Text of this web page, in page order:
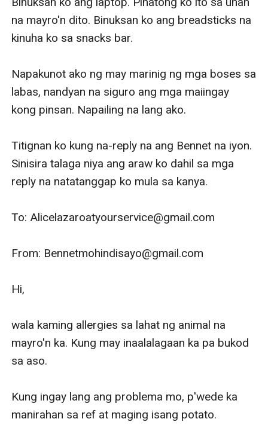
na mayro'n dito. Binuksan ko ang breadsticks na
kinuha ko sa snacks bar.
Napakunot ako ng may marinig ng mga boses sa
labas, nandyan na siguro ang mga maiingay
kong pinsan. Napailing na lang ako.
Titignan ko kung na-reply na ang Bennet na iyon.
Sinisira talaga niya ang araw ko dahil sa mga
reply na natatanggap ko mula sa kanya.
To: Alicelazaroatyourservice@gmail.com
From: Bennetmohindisayo@gmail.com
Hi,
wala kaming allergies sa lahat ng animal na
mayro'n ka. Kung may inaalalagaan ka pa bukod
sa aso.
Kung ingay lang ang problema mo, p'wede ka
manirahan sa ref at maging isang potato.